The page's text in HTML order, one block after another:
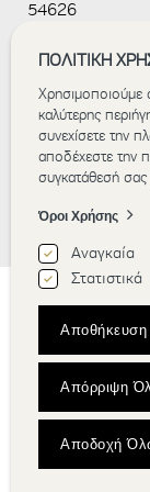
not you are
visitor and to
prevent
automated
spam
submissions.
8+2
54626
ΑΡΧΙΚΗ
BOOK NOW
Ξενοδοχεία
ΠΟΛΙΤΙΚΗ
Χρησιμοποιούμε
καλύτερης
συνεχίσετε την
αποδέχεστε την
συγκατάθεσή
Όροι Χρήσης
Αναγκαία
Στατιστικά
Αποθήκευση
Απόρριψη
Αποδοχή